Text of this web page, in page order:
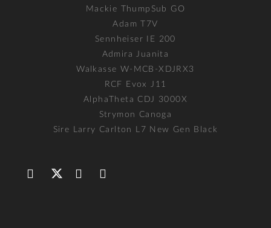
Mackie ThumpSub GO
Adam T7V
Sennheiser IE 200
Admira Juanita
Walkasse W-MCB-XDJRX3
RCF Evox J11
AlphaTheta CDJ 3000X
Strymon Canoga
Sire Larry Carlton L7 New Gen Black